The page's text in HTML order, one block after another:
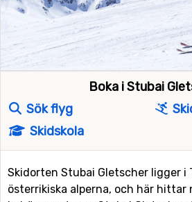
Boka i Stubai
Sök flyg
Skidskola
Skidorten Stubai Gletscher ligger i
österrikiska alperna, och här hittar